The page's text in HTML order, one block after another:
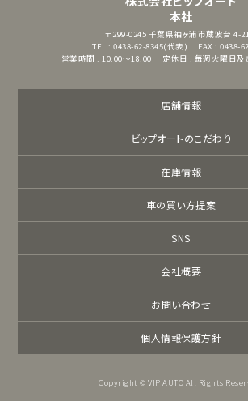
本社
〒299-0245 千葉県袖ヶ浦市蔵波台 4-
TEL : 0438-62-8345(代表)
FAX : 0438-
営業時間 : 10:00～18:00
定休日 : 毎週火曜日及
店舗情報
ビップオートのこだわり
在庫情報
車の買い方提案
SNS
会社概要
お問い合わせ
個人情報保護方針
Copyright © VIP AUTO All Rights